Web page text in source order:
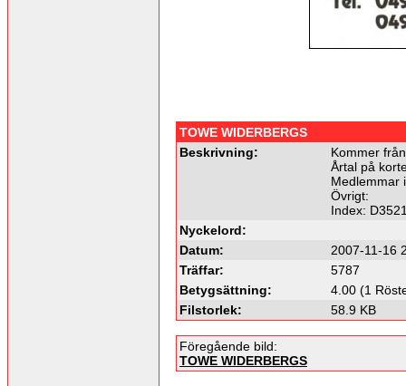
TOWE WIDERBERGS
Beskrivning:
Kommer
Årtal på
Medlemmar
Övrigt:
Index:
Nyckelord:
Datum:
2007-11-16
Träffar:
5787
Betygsättning:
4.00 (1
Filstorlek:
58.9 KB
Föregående bild:
TOWE WIDERBERGS